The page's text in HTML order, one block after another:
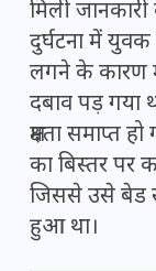
मिली
दुर्घटना में युवक
लगने के कारण
दबाव पड़ गया
क्षमता समाप्त
का बिस्तर पर
जिससे उसे बेड
हुआ था।